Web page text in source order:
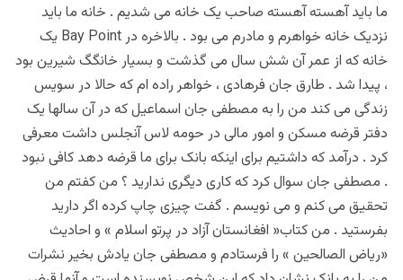
ما باید آهسته آهسته صاحب یک خانه می شدیم . خانه ما باید
نزدیک خانه خواهرم و مادرم می بود . بالاخره در Bay Point یک
خانه که از عمر آن شش سال می گذشت و بسیار خانگگ شیرین بود
، پیدا شد . طارق جان فرهادی ، خواهر راده ام که حالا در سویس
زندگی می کند من را به مصطفی جان اسماعیل که در آن سالها یک
دفتر قرضه مسکن و امور مالی در حومه لاس آنجلس داشت معرفی
کرد . درآمد که داشتیم برای اینکه بانک برای ما قرضه دهد کافی نبود
. مصطفی جان سوال کرد که کاری دیگری ندارید ؟ من کفتم من
تحقیق می کنم و می نویسم . گفت چیزی چاپ کرده اگر دارید
بفرستید . من کتاب« افغانستان آزاد در پرتو اسلام » و احادیث
«ریاض الصالحین » را فرستادم و مصطفی جان یادش بخیر نشرات